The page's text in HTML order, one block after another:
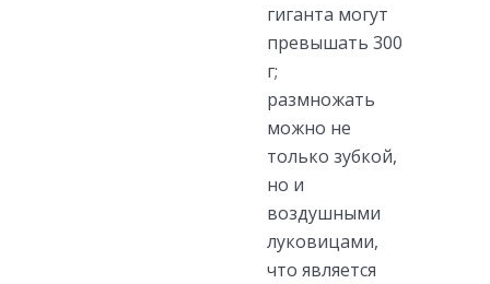
гиганта могут
превышать 300
г;
размножать
можно не
только зубкой,
но и
воздушными
луковицами,
что является